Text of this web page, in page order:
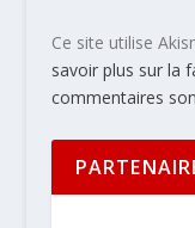
Ce site utilise
savoir plus sur la
commentaires